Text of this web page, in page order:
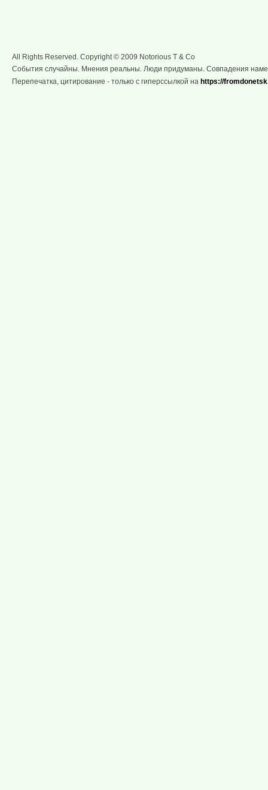
All Rights Reserved. Copyright © 2009 Notorious T & Co
События случайны. Мнения реальны. Люди придуманы. Совпадения
Перепечатка, цитирование - только с гиперссылкой на https://